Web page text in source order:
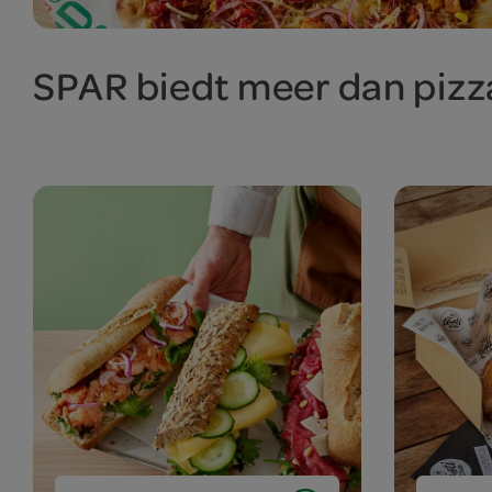
SPAR biedt meer dan